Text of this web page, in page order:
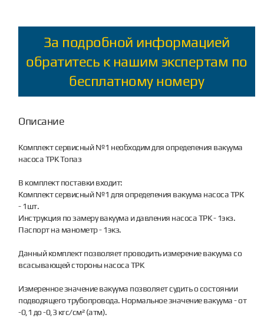
За подробной информацией
обратитесь к нашим экспертам по
бесплатному номеру
Описание
Комплект сервисный №1 необходим для определения вакуума
насоса ТРК Топаз
В комплект поставки входит:
Комплект сервисный №1 для определения вакуума насоса ТРК
- 1шт.
Инструкция по замеру вакуума и давления насоса ТРК - 1экз.
Паспорт на манометр - 1экз.
Данный комплект позволяет проводить измерение вакуума со
всасывающей стороны насоса ТРК
Измеренное значение вакуума позволяет судить о состоянии
подводящего трубопровода. Нормальное значение вакуума - от
-0,1 до -0,3 кгс/см² (атм).